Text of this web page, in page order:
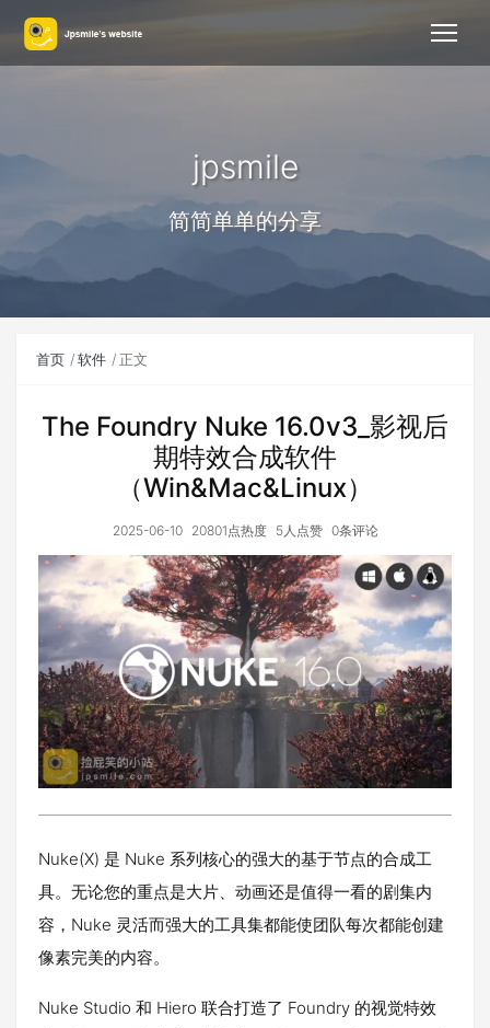
jpsmile
简简单单的分享
首页 软件 正文
The Foundry Nuke 16.0v3_影视后
期特效合成软件
（Win&Mac&Linux）
2025-06-10 20801点热度 5人点赞 0条评论
Nuke(X) 是 Nuke 系列核心的强大的基于节点的合成工
具。无论您的重点是大片、动画还是值得一看的剧集内
容，Nuke 灵活而强大的工具集都能使团队每次都能创建
像素完美的内容。
Nuke Studio 和 Hiero 联合​​打造了 Foundry 的视觉特效